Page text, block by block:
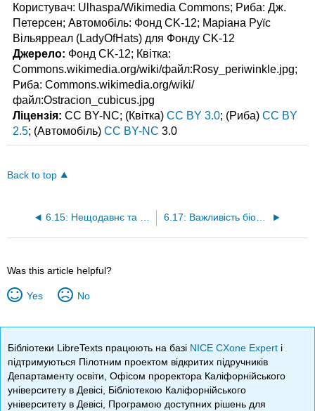
Користувач: Ulhaspa/Wikimedia Commons; Риба: Дж.
Петерсен; Автомобіль: Фонд CK-12; Маріана Руїс
Вільярреал (LadyOfHats) для Фонду CK-12
Джерело: Фонд CK-12; Квітка:
Commons.wikimedia.org/wiki/файл:Rosy_periwinkle.jpg;
Риба: Commons.wikimedia.org/wiki/
файл:Ostracion_cubicus.jpg
Ліцензія: CC BY-NC; (Квітка)CC BY 3.0; (Риба)CC BY
2.5; (Автомобіль)CC BY-NC3.0
Back to top
6.17: Важливість біорізноманіття
Was this article helpful?
Yes No
Бібліотеки LibreTexts працюють на базі NICE CXone Expert і
підтримуються Пілотним проектом відкритих підручників
Департаменту освіти, Офісом проректора Каліфорнійського
університету в Девісі, Бібліотекою Каліфорнійського
університету в Девісі, Програмою доступних рішень для